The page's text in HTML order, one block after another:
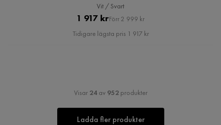
Vit / Svart
Pris
1 917 krOriginal
Pris
Förr 2 999 kr
Tidigare lägsta pris 1 917 kr
Visar 24av 952produkter
Ladda fler produkter